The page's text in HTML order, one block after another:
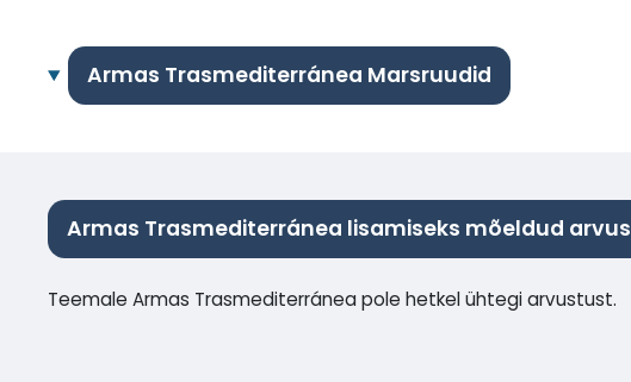
Armas Trasmediterránea Marsruudid
Armas Trasmediterránea lisamiseks mõeldud
Teemale Armas Trasmediterránea pole hetkel ühtegi arvustust.